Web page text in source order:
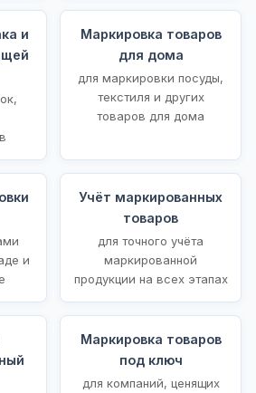
и
Маркировка товаров
для дома
для маркировки посуды,
текстиля и других
товаров для дома
и
Учёт маркированных
товаров
для точного учёта
маркированной
продукции на всех этапах
Маркировка товаров
под ключ
для компаний, ценящих